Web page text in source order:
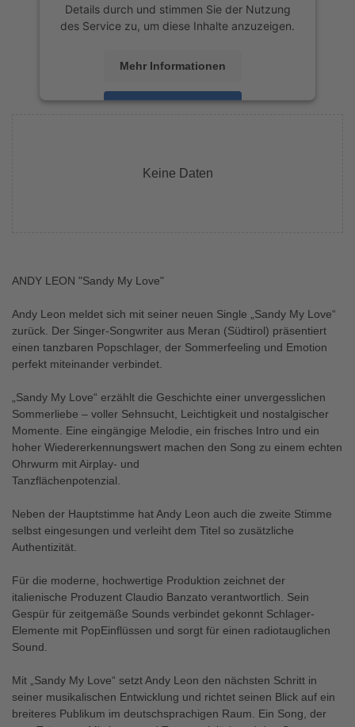
Details durch und stimmen Sie der Nutzung
des Service zu, um diese Inhalte anzuzeigen.
Mehr Informationen
Akzeptieren
Keine Daten
ANDY LEON "Sandy My Love"
Andy Leon meldet sich mit seiner neuen Single „Sandy My Love“
zurück. Der Singer-Songwriter aus Meran (Südtirol) präsentiert
einen tanzbaren Popschlager, der Sommerfeeling und Emotion
perfekt miteinander verbindet.
„Sandy My Love“ erzählt die Geschichte einer unvergesslichen
Sommerliebe – voller Sehnsucht, Leichtigkeit und nostalgischer
Momente. Eine eingängige Melodie, ein frisches Intro und ein
hoher Wiedererkennungswert machen den Song zu einem echten
Ohrwurm mit Airplay- und
Tanzflächenpotenzial.
Neben der Hauptstimme hat Andy Leon auch die zweite Stimme
selbst eingesungen und verleiht dem Titel so zusätzliche
Authentizität.
Für die moderne, hochwertige Produktion zeichnet der
italienische Produzent Claudio Banzato verantwortlich. Sein
Gespür für zeitgemäße Sounds verbindet gekonnt Schlager-
Elemente mit PopEinflüssen und sorgt für einen radiotauglichen
Sound.
Mit „Sandy My Love“ setzt Andy Leon den nächsten Schritt in
seiner musikalischen Entwicklung und richtet seinen Blick auf ein
breiteres Publikum im deutschsprachigen Raum. Ein Song, der